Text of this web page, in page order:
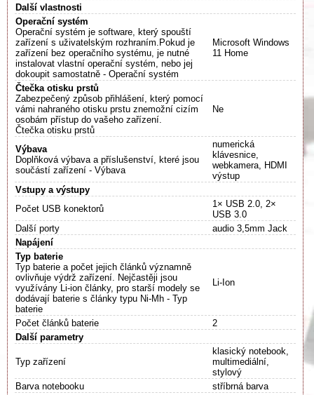
Další vlastnosti
Operační systém
Operační systém je software, který spouští
zařízení s uživatelským rozhraním.Pokud je
zařízení bez operačního systému, je nutné
instalovat vlastní operační systém, nebo jej
dokoupit samostatně - Operační systém
Microsoft Windows
11 Home
Čtečka otisku prstů
Zabezpečený způsob přihlášení, který pomocí
vámi nahraného otisku prstu znemožní cizím
osobám přístup do vašeho zařízení.
Čtečka otisku prstů
Ne
Výbava
Doplňková výbava a příslušenství, které jsou
součástí zařízení - Výbava
numerická
klávesnice,
webkamera, HDMI
výstup
Vstupy a výstupy
Počet USB konektorů
1× USB 2.0, 2×
USB 3.0
Další porty
audio 3,5mm Jack
Napájení
Typ baterie
Typ baterie a počet jejich článků významně
ovlivňuje výdrž zařízení. Nejčastěji jsou
využívány Li-ion články, pro starší modely se
dodávají baterie s články typu Ni-Mh - Typ
baterie
Li-Ion
Počet článků baterie
2
Další parametry
Typ zařízení
klasický notebook,
multimediální,
stylový
Barva notebooku
stříbrná barva